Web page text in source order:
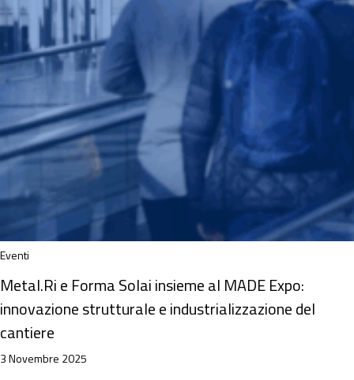
Eventi
Metal.Ri e Forma Solai insieme al MADE Expo:
innovazione strutturale e industrializzazione del
cantiere
3 Novembre 2025